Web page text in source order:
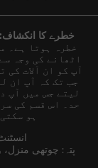
خطرے کا انکشاف:
خطرہ ہوتا ہے۔
اٹھانے کی وجہ
آپ کو ان آلات
جب تک کہ آپ ان
لیتے جس میں آپ
حد۔ اس قسم کی
ہو
پتہ: چوتھی منزل،